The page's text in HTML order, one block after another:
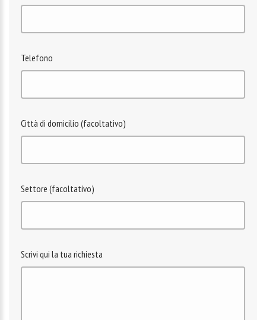
Telefono
Città di domicilio (facoltativo)
Settore (facoltativo)
Scrivi qui la tua richiesta